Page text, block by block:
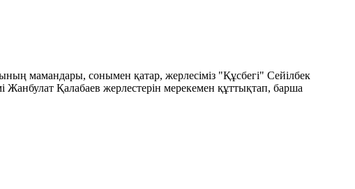
мамандары, сонымен қатар, жерлесіміз "Құсбегі" Сейілбек
Жанбулат Қалабаев жерлестерін мерекемен құттықтап, барша